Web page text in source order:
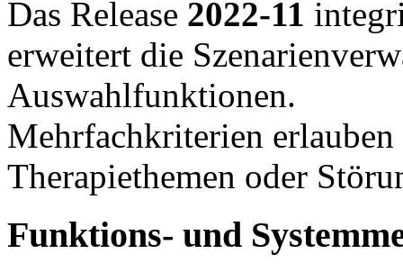
Das Release 2022-11
erweitert die
Auswahlfunktionen.
Mehrfachkriterien
Therapiethemen oder
Funktions- und